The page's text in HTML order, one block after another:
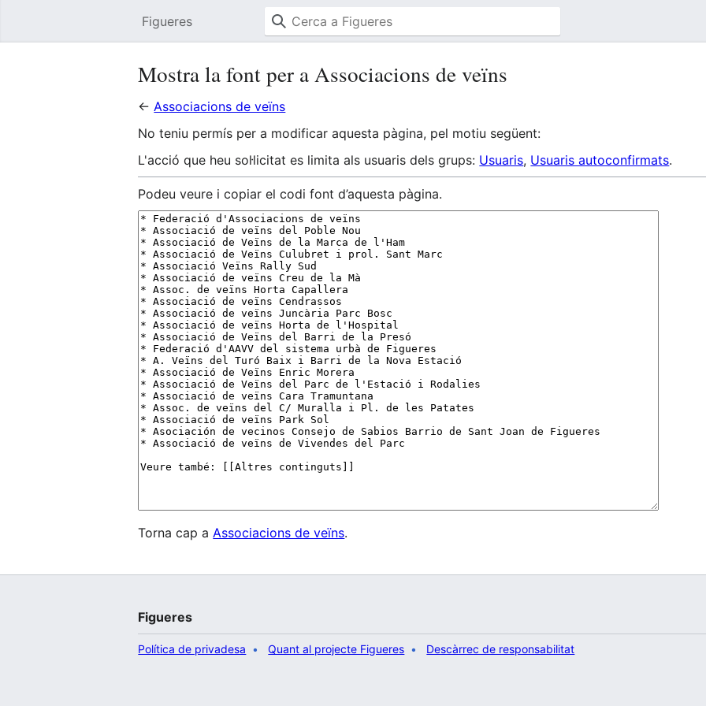
Figueres
Mostra la font per a Associacions de veïns
←Associacions de veïns
No teniu permís per a modificar aquesta pàgina, pel motiu següent:
L'acció que heu sol·licitat es limita als usuaris dels grups: Usuaris, Usuaris autoconfirmats.
Podeu veure i copiar el codi font d’aquesta pàgina.
Torna cap aAssociacions de veïns.
Figueres
Política de privadesa Quant al projecte Figueres Descàrrec de responsabilitat